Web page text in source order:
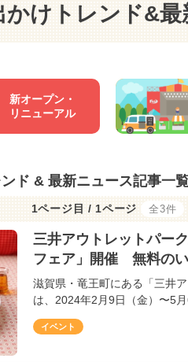
かけトレンド&最
新オープン・
リニューアル
ド & 最新ニュース記事一
1ページ目 / 1ページ 全3件
三井アウトレットパー
フェア」開催 無料の
滋賀県・竜王町にある「三井
は、2024年2月9日（金）〜5
イベント